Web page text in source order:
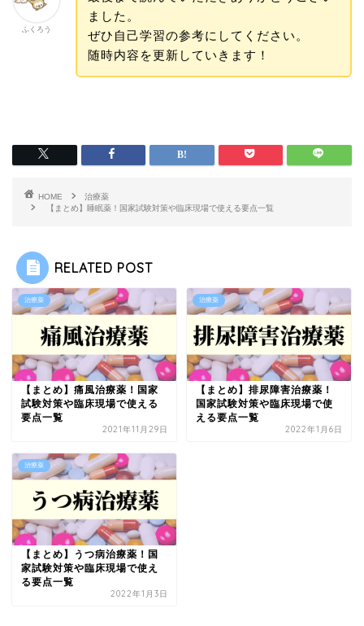
ふくろう
ました。
ぜひ自己学習の参考にしてください。
随時内容を更新していきます！
HOME
治療薬
【まとめ】睡眠薬！国家試験対策や臨床現場で使える要点一覧
RELATED POST
治療薬
【まとめ】痛風治療薬！国家
試験対策や臨床現場で使える
要点一覧
2021年11月29日
治療薬
【まとめ】排尿障害治療薬！
国家試験対策や臨床現場で使
える要点一覧
2022年1月6日
治療薬
【まとめ】うつ病治療薬！国
家試験対策や臨床現場で使え
る要点一覧
2022年1月3日